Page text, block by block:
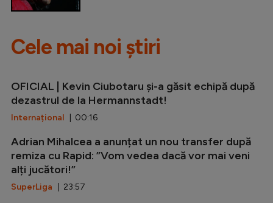
Cele mai noi știri
OFICIAL | Kevin Ciubotaru și-a găsit echipă după
dezastrul de la Hermannstadt!
Internațional | 00:16
Adrian Mihalcea a anunțat un nou transfer după
remiza cu Rapid: ”Vom vedea dacă vor mai veni
alți jucători!”
SuperLiga | 23:57